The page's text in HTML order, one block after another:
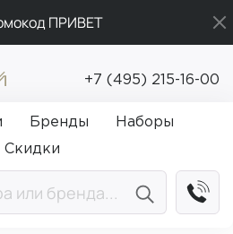
ПРИВЕТ
заказ от 5 000₽
доставка от 5 000₽
+7 (495) 215-16-00
Бренды
Наборы
Скидки